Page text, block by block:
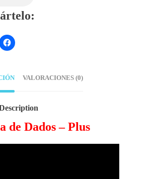
VALORACIONES (0)
de Dados – Plus